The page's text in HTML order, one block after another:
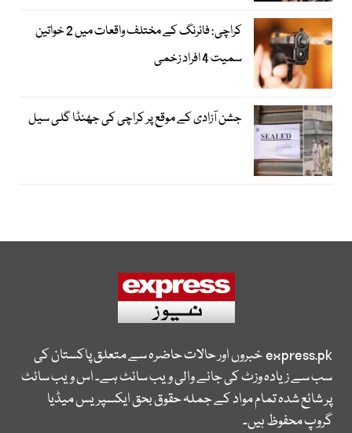
کراچی: فائرنگ کے مختلف واقعات میں 2 خواتین
سمیت 4 افراد زخمی
جشن آزادی کے موقع پر کراچی کی جھنڈا گلی سیل
express.pkخبروں اور حالات حاضرہ سے متعلق پاکستان کی
سب سے زیادہ وزٹ کی جانے والی ویب سائٹ ہے۔ اس ویب سائٹ
پر شائع شدہ تمام مواد کے جملہ حقوق بحق ایکسپریس میڈیا
گروپ محفوظ ہیں۔